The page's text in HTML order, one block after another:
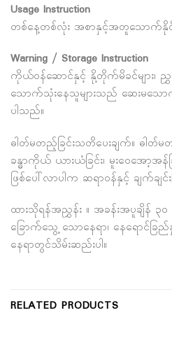
Usage Instruction
တစ်နေ့တစ်လုံး အစာနှင့်အတူသောက်နို
Warning / Storage Instruction
ကိုယ်ဝန်ဆောင်နှင့် နို့တိုက်မိခင်များ၊ ညွှန်က
သောက်သုံးနေသူများသည် ဆေးမသေ
ပါသည်။
ဓါတ်မတည့်ခြင်းသတိပေးချက်။ ဓါတ်မ
ခန္ဓာကိုယ် ယားယံခြင်း၊ မူးဝေအော့အန်ခ
ဖြစ်ပေါ်လာပါက ဆရာဝန်နှင့် ချက်ချင်း
ထားသိုရန်အညွှန်း ။ အခန်းအပူချိန်
ခြောက်သွေ့ သောနေရာ၊ နေရောင်
နေရာတွင်သိမ်းဆည်းပါ။
RELATED PRODUCTS